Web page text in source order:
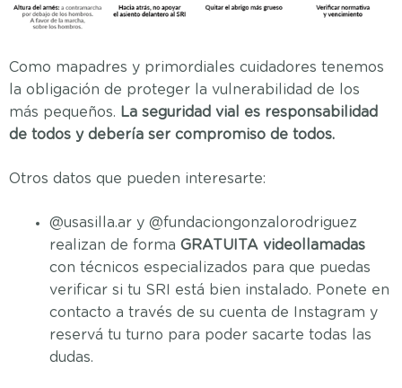
Como mapadres y primordiales cuidadores tenemos
la obligación de proteger la vulnerabilidad de los
más pequeños. La seguridad vial es responsabilidad
de todos y debería ser compromiso de todos.
Otros datos que pueden interesarte:
@usasilla.ar y @fundaciongonzalorodriguez
realizan de forma GRATUITA videollamadas
con técnicos especializados para que puedas
verificar si tu SRI está bien instalado. Ponete en
contacto a través de su cuenta de Instagram y
reservá tu turno para poder sacarte todas las
dudas.